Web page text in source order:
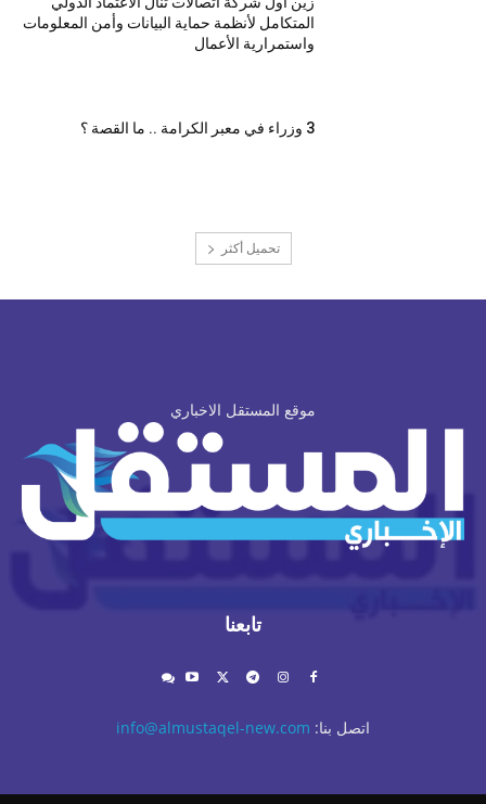
المتكامل لأنظمة حماية البيانات وأمن المعلومات
واستمرارية الأعمال
3 وزراء في معبر الكرامة .. ما القصة ؟
تحميل أكثر
موقع المستقل الاخباري
تابعنا
اتصل بنا: info@almustaqel-new.com